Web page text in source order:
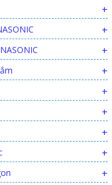
+
+
+
+
+
+
+
+
+